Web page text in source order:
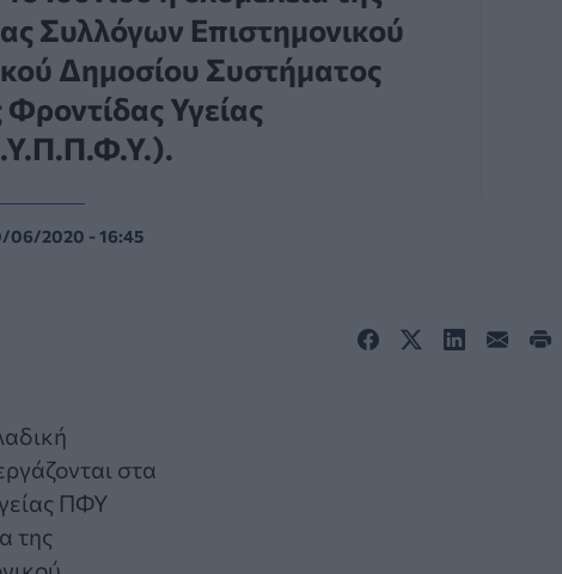
Συλλόγων Επιστημονικού
Δημοσίου Συστήματος
Υγείας
06/2020 - 16:45
στα
ΠΦΥ
της